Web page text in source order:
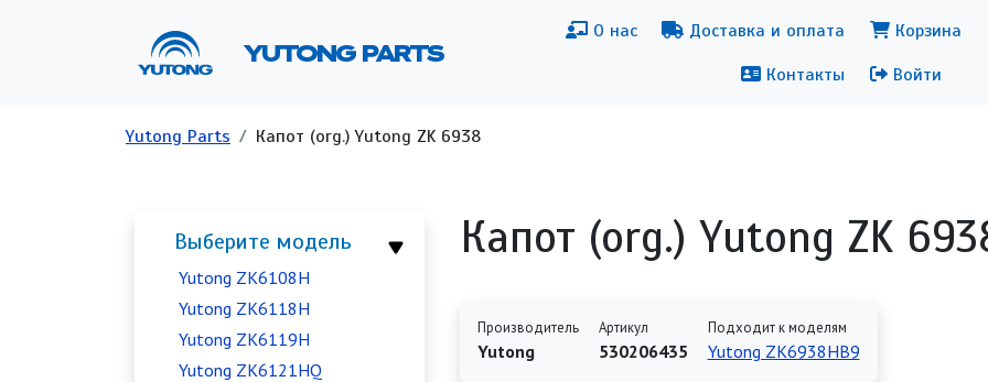
YUTONG PARTS
Основная навигация
О нас
Доставка и оплата
Контакты
Меню
Корзина
Войти
Строка навигации
Yutong Parts Капот (org.) Yutong ZK 6938
Выберите модель
Yutong ZK6108H
Yutong ZK6118H
Yutong ZK6119H
Yutong ZK6121HQ
Капот (org.) Yutong ZK
Производитель
Yutong
Артикул
530206435
Подходит к моделям
Yutong ZK6938HB9